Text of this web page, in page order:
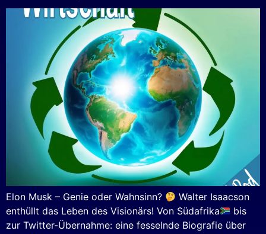
Elon Musk – Genie oder Wahnsinn?
Walter Isaacson
enthüllt das Leben des Visionärs! Von Südafrika
bis
zur Twitter-Übernahme: eine fesselnde Biografie über